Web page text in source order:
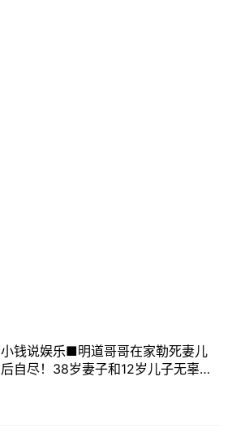
小钱说娱乐■明道哥哥在家勒死妻儿
后自尽！38岁妻子和12岁儿子无辜遇